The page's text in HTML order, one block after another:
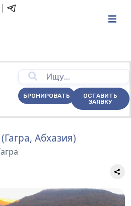
БРОНИРОВАТЬ
ОСТАВИТЬ
ЗАЯВКУ
Абхазия)